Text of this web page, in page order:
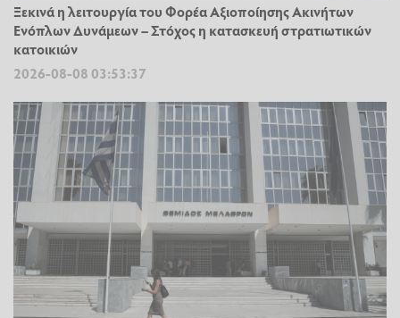
Ξεκινά η λειτουργία του Φορέα Αξιοποίησης Ακινήτων
Ενόπλων Δυνάμεων – Στόχος η κατασκευή στρατιωτικών
κατοικιών
2026-08-08 03:53:37